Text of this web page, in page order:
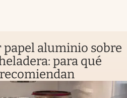
papel aluminio sobre
para qué